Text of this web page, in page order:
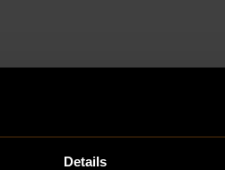
Details